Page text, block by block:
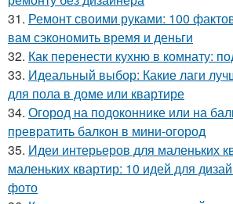
31. Ремонт своими руками: 100
вам сэкономить время и деньги
32. Как перенести кухню в комнату:
33. Идеальный выбор: Какие лаги
для пола в доме или квартире
34. Огород на подоконнике или на
превратить балкон в мини-огород
35. Идеи интерьеров для маленьких
маленьких квартир: 10 идей для
фото